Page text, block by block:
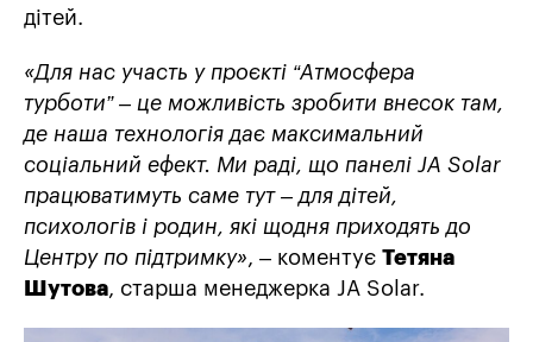
дітей.
«Для нас участь у проєкті “Атмосфера
турботи” – це можливість зробити внесок там,
де наша технологія дає максимальний
соціальний ефект. Ми раді, що панелі JA Solar
працюватимуть саме тут – для дітей,
психологів і родин, які щодня приходять до
Центру по підтримку», – коментує Тетяна
Шутова, старша менеджерка JA Solar.